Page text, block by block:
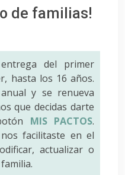
de familias!
del primer
hasta los 16 años.
y se renueva
que decidas darte
MIS PACTOS.
facilitaste en el
actualizar o